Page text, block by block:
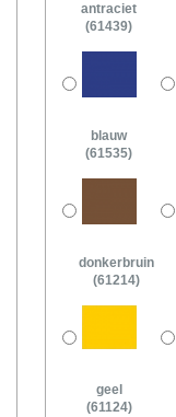
antraciet
(61439)
blauw
(61535)
donkerbruin
(61214)
geel
(61124)